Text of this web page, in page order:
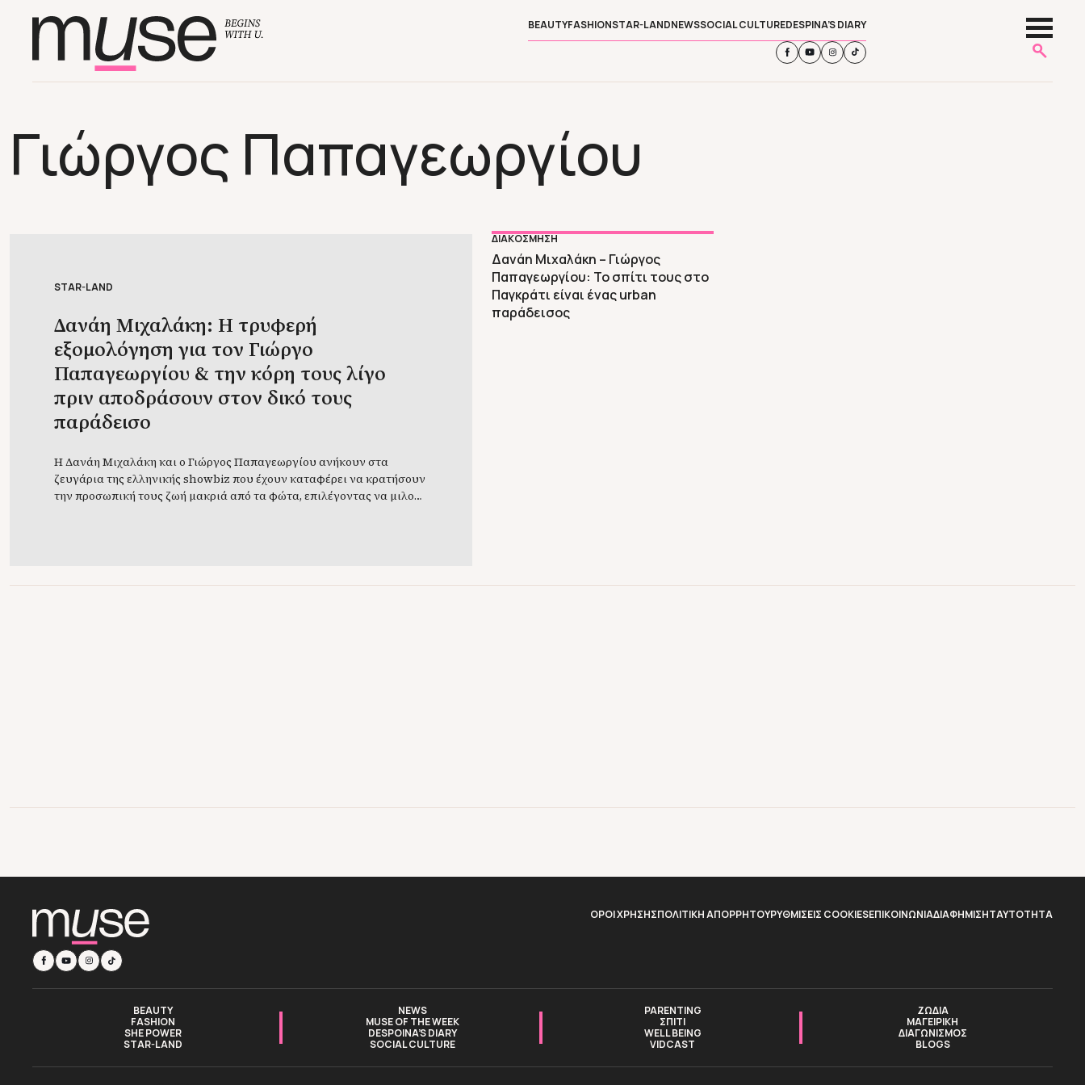
BEAUTYFASHIONSTAR-LANDNEWSSOCIAL CULTUREDESPINA’S DIARY
Γιώργος Παπαγεωργίου
STAR-LAND
Δανάη Μιχαλάκη: Η τρυφερή
εξομολόγηση για τον Γιώργο
Παπαγεωργίου & την κόρη τους λίγο
πριν αποδράσουν στον δικό τους
παράδεισο
Η Δανάη Μιχαλάκη και ο Γιώργος Παπαγεωργίου ανήκουν στα
ζευγάρια της ελληνικής showbiz που έχουν καταφέρει να κρατήσουν
την προσωπική τους ζωή μακριά από τα φώτα, επιλέγοντας να μιλούν
ΔΙΑΚΟΣΜΗΣΗ
Δανάη Μιχαλάκη – Γιώργος
Παπαγεωργίου: Το σπίτι τους στο
Παγκράτι είναι ένας urban
παράδεισος
ΟΡΟΙ ΧΡΗΣΗΣΠΟΛΙΤΙΚΗ ΑΠΟΡΡΗΤΟΥΡΥΘΜΙΣΕΙΣ COOKIESΕΠΙΚΟΙΝΩΝΙΑΔΙΑΦΗΜΙΣΗTAYTOTHTA
BEAUTY
FASHION
SHE POWER
STAR-LAND
NEWS
MUSE OF THE WEEK
DESPOINA’S DIARY
SOCIAL CULTURE
PARENTING
ΣΠΙΤΙ
WELL BEING
VIDCAST
ΖΩΔΙΑ
ΜΑΓΕΙΡΙΚΗ
ΔΙΑΓΩΝΙΣΜΟΣ
BLOGS